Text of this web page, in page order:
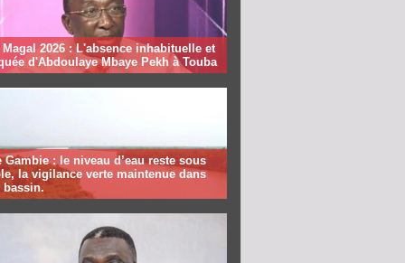
Magal 2026 : L'absence inhabituelle et
d'Abdoulaye Mbaye Pekh à Touba
Gambie : le niveau d’eau reste sous
la vigilance verte maintenue dans
bassin.